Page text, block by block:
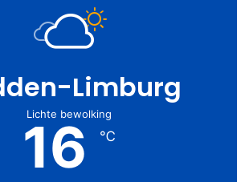
Limburg
Lichte bewolking
16 ℃